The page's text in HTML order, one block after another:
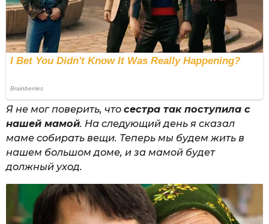
Я не мог поверить, что сестра так поступила с
нашей мамой. На следующий день я сказал
маме собирать вещи. Теперь мы будем жить в
нашем большом доме, и за мамой будет
должный уход.